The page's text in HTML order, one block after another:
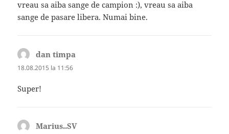
vreau sa aiba sange de campion :), vreau sa aiba
sange de pasare libera. Numai bine.
dan timpa
18.08.2015 la 11:56
Super!
Marius..SVspune: